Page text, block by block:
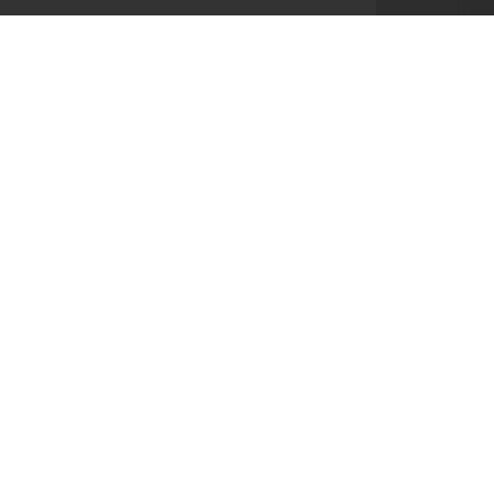
Next